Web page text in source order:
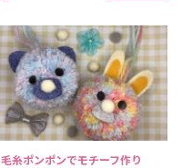
毛糸ポンポンでモチーフ作り